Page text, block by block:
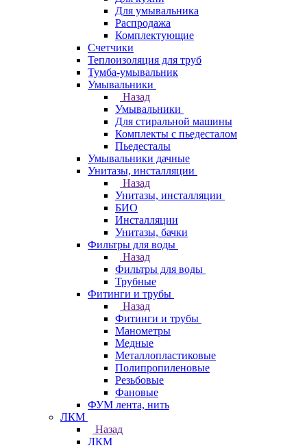
Для умывальника
Распродажа
Комплектующие
Счетчики
Теплоизоляция для труб
Тумба-умывальник
Умывальники
Назад
Умывальники
Для стиральной машины
Комплекты с пьедесталом
Пьедесталы
Умывальники дачные
Унитазы, инсталляции
Назад
Унитазы, инсталляции
БИО
Инсталляции
Унитазы, бачки
Фильтры для воды
Назад
Фильтры для воды
Трубные
Фитинги и трубы
Назад
Фитинги и трубы
Манометры
Медные
Металлопластиковые
Полипропиленовые
Резьбовые
Фановые
ФУМ лента, нить
ЛКМ
Назад
ЛКМ